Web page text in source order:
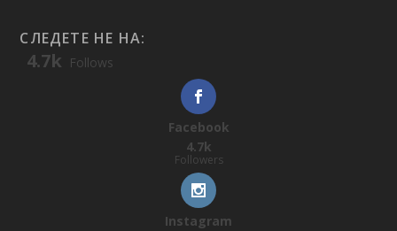
СЛЕДЕТЕ НЕ НА:
4.7k Follows
Facebook
4.7k
Followers
Instagram